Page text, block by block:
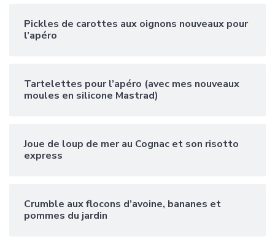
Pickles de carottes aux oignons nouveaux pour
l’apéro
Tartelettes pour l’apéro (avec mes nouveaux
moules en silicone Mastrad)
Joue de loup de mer au Cognac et son risotto
express
Crumble aux flocons d’avoine, bananes et
pommes du jardin